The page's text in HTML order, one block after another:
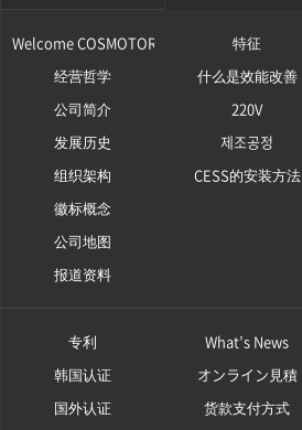
Welcome COSMOTOR
经营哲学
公司简介
发展历史
组织架构
徽标概念
公司地图
报道资料
特征
什么是效能改善
220V
제조공정
CESS的安装方法
专利
韩国认证
国外认证
What’s News
オンライン見積
货款支付方式